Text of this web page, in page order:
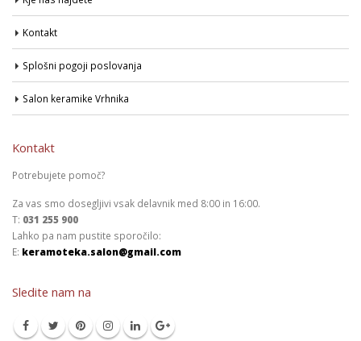
Kontakt
Splošni pogoji poslovanja
Salon keramike Vrhnika
Kontakt
Potrebujete pomoč?
Za vas smo dosegljivi vsak delavnik med 8:00 in 16:00.
T: 031 255 900
Lahko pa nam pustite sporočilo:
E: keramoteka.salon@gmail.com
Sledite nam na